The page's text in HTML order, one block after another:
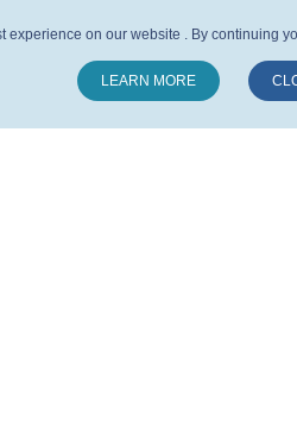
experience on our website . By continuing
LEARN MORE